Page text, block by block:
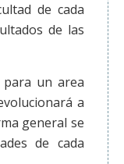
de cada
de las
un area
a
general se
de cada